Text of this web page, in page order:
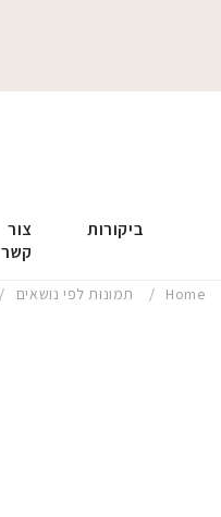
ביקורות
צור
קשר
Home תמונות לפי נושאים